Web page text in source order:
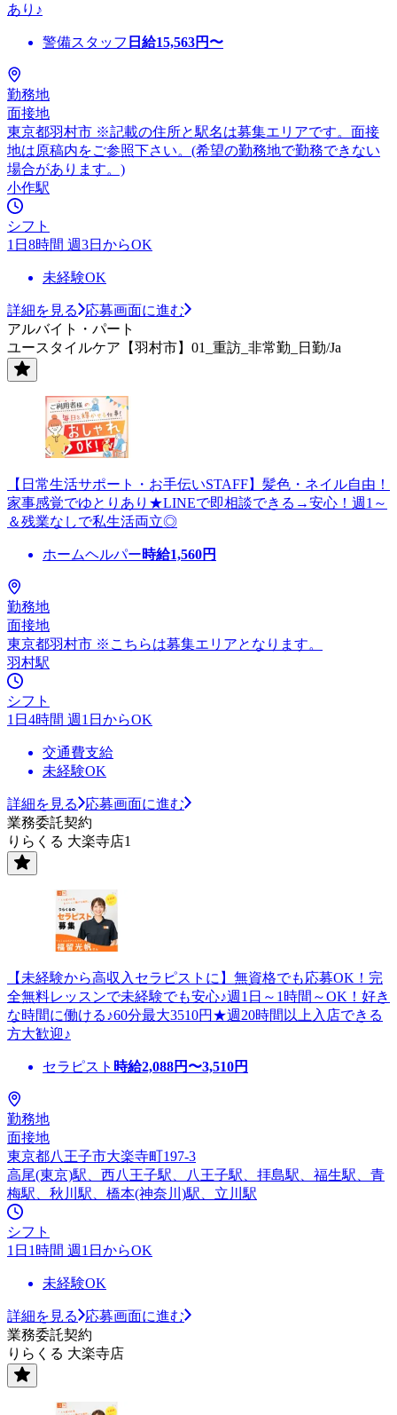
あり♪
警備スタッフ 日給15,563円〜
勤務地
面接地
東京都羽村市 ※記載の住所と駅名は募集エリアです。面接
地は原稿内をご参照下さい。(希望の勤務地で勤務できない
場合があります。)
小作駅
シフト
1日8時間 週3日からOK
未経験OK
詳細を見る
応募画面に進む
アルバイト・パート
ユースタイルケア【羽村市】01_重訪_非常勤_日勤/Ja
【日常生活サポート・お手伝いSTAFF】髪色・ネイル自由！
家事感覚でゆとりあり★LINEで即相談できる→安心！週1～
＆残業なしで私生活両立◎
ホームヘルパー時給1,560円
勤務地
面接地
東京都羽村市 ※こちらは募集エリアとなります。
羽村駅
シフト
1日4時間 週1日からOK
交通費支給
未経験OK
詳細を見る
応募画面に進む
業務委託契約
りらくる 大楽寺店1
【未経験から高収入セラピストに】無資格でも応募OK！完
全無料レッスンで未経験でも安心♪週1日～1時間～OK！好き
な時間に働ける♪60分最大3510円★週20時間以上入店できる
方大歓迎♪
セラピスト 時給2,088円〜3,510円
勤務地
面接地
東京都八王子市大楽寺町197-3
高尾(東京)駅、西八王子駅、八王子駅、拝島駅、福生駅、青
梅駅、秋川駅、橋本(神奈川)駅、立川駅
シフト
1日1時間 週1日からOK
未経験OK
詳細を見る
応募画面に進む
業務委託契約
りらくる 大楽寺店